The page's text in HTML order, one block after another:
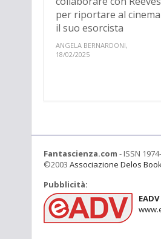
per riportare al cinema
il suo esorcista
ANGELA BERNARDONI,
18/02/2025
Fantascienza.com - ISSN
©2003 Associazione Delos
Pubblicità: